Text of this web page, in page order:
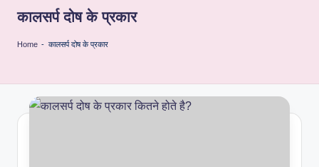
कालसर्प दोष के प्रकार
Home - कालसर्प दोष के प्रकार